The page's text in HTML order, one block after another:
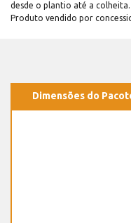
desde o plantio até a colheita.
Produto vendido por
Dimensões do